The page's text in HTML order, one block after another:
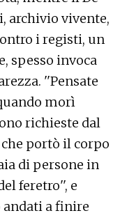
archivio vivente,
i registi, un
spesso invoca
''Pensate
morì
richieste dal
portò il corpo
di persone in
feretro'', e
andati a finire